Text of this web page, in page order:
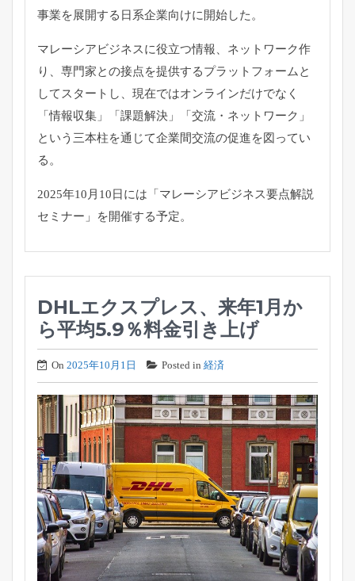
事業を展開する日系企業向けに開始した。
マレーシアビジネスに役立つ情報、ネットワーク作
り、 専門家との接点を提供するプラットフォームと
してスタートし、 現在ではオンラインだけでなく
「情報収集」「課題解決」「交流・ ネットワーク」
という三本柱を通じて企業間交流の促進を図ってい
る。
2025年10月10日には「 マレーシアビジネス要点解説
セミナー」を開催する予定。
DHLエクスプレス、来年1月か
ら平均5.9％料金引き上げ
On 2025年10月1日 Posted in 経済